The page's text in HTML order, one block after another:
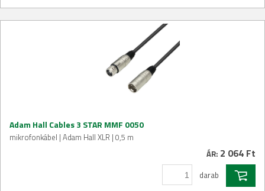
Adam Hall Cables 3 STAR MMF 0050
mikrofonkábel | Adam Hall XLR | 0,5 m
ÁR: 2 064 Ft
darab